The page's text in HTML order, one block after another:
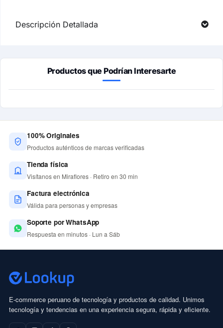
Descripción Detallada
Productos que Podrían Interesarte
100% Originales
Productos auténticos de marcas verificadas
Tienda física
Visítanos en Miraflores · Retiro en 30 min
Factura electrónica
Válida para personas y empresas
Soporte por WhatsApp
Respuesta en minutos · Lun a Sáb
E-commerce peruano de tecnología y productos de calidad. Unimos
tecnología y tendencias en una experiencia segura, rápida y eficiente.